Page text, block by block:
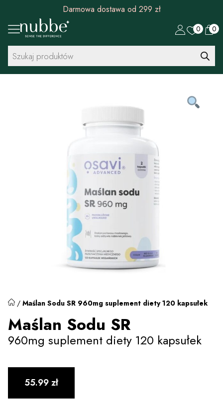
Darmowa dostawa od 299 zł
0 0
Wyszukiwarka
produktów
/ Maślan Sodu SR 960mg suplement diety 120 kapsułek
Maślan Sodu SR
960mg suplement diety 120 kapsułek
55.99zł